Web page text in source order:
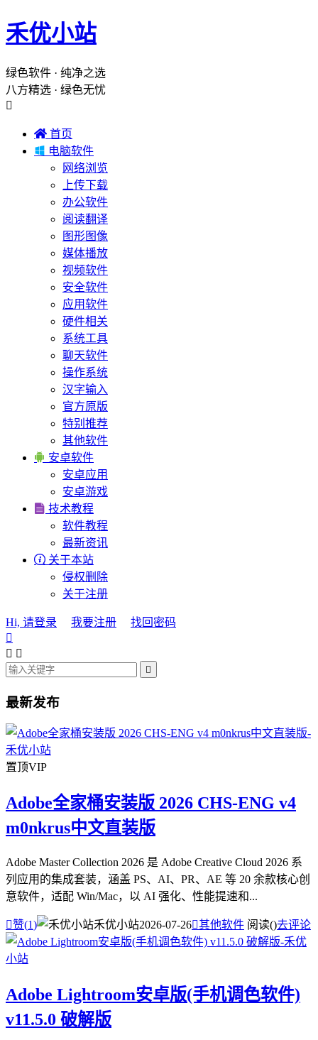
禾优小站
绿色软件 · 纯净之选
八方精选 · 绿色无忧

 首页
 电脑软件
网络浏览
上传下载
办公软件
阅读翻译
图形图像
媒体播放
视频软件
安全软件
应用软件
硬件相关
系统工具
聊天软件
操作系统
汉字输入
官方原版
特别推荐
其他软件
 安卓软件
安卓应用
安卓游戏
 技术教程
软件教程
最新资讯
 关于本站
侵权删除
关于注册
Hi, 请登录 我要注册
找回密码

 

最新发布
置顶VIP
Adobe全家桶安装版 2026 CHS-ENG v4
m0nkrus中文直装版
Adobe Master Collection 2026 是 Adobe Creative Cloud 2026 系
列应用的集成套装，涵盖 PS、AI、PR、AE 等 20 余款核心创
意软件，适配 Win/Mac，以 AI 强化、性能提速和...
赞(1) 禾优小站2026-07-26其他软件 阅读()去评论
Adobe Lightroom安卓版(手机调色软件)
v11.5.0 破解版